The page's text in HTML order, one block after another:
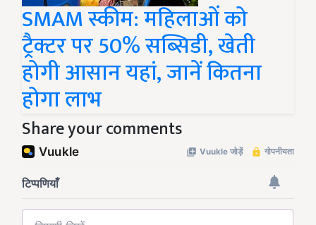
SMAM स्कीम: महिलाओं को
ट्रैक्टर पर 50% सब्सिडी, खेती
होगी आसान यहां, जानें कितना
होगा लाभ
Share your comments